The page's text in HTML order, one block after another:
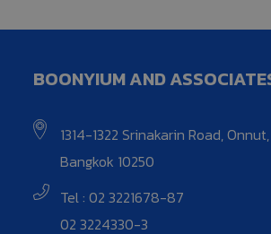
BOONYIUM AND
1314-1322 Srinakarin Road,
Bangkok 10250
Tel : 02 3221678-87
02 3224330-3